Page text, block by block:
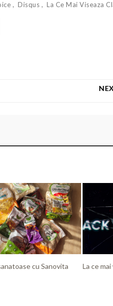
Disqus La Ce Mai Viseaza
cu Sanovita La ce